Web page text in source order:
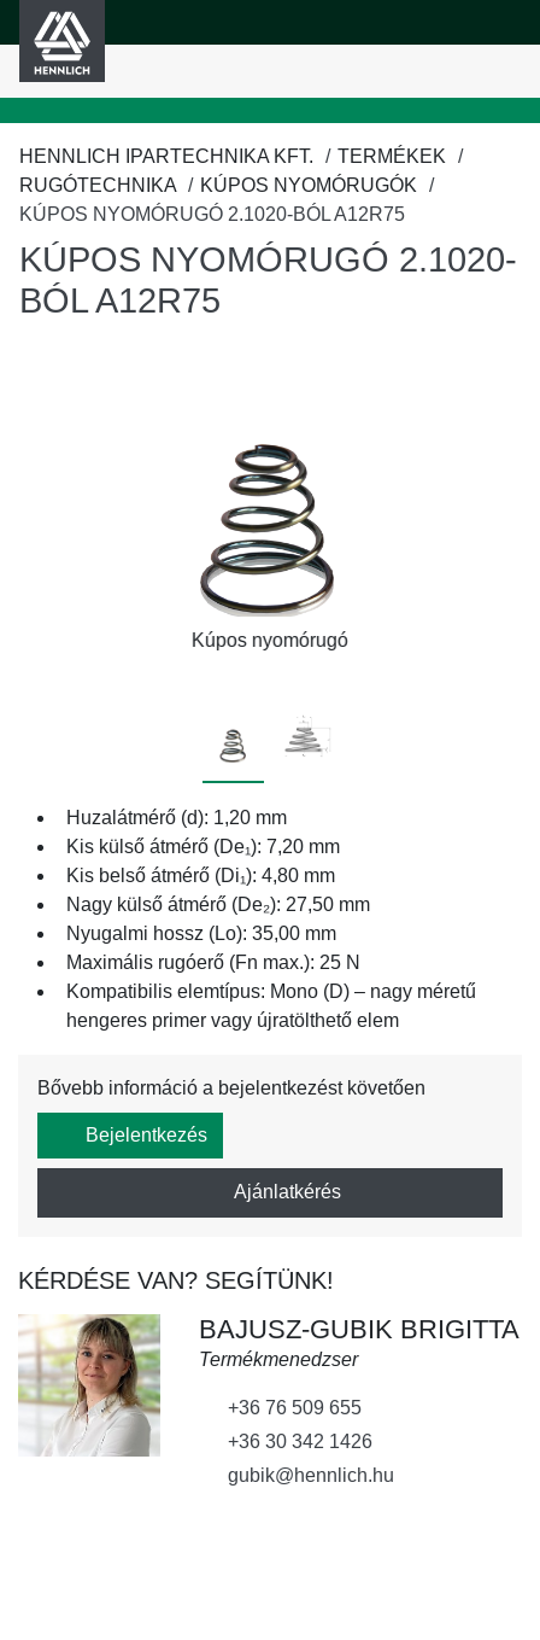
tartalomra
HENNLICH IPARTECHNIKA KFT.
TERMÉKEK
RUGÓTECHNIKA
KÚPOS NYOMÓRUGÓK
KÚPOS NYOMÓRUGÓ 2.1020-BÓL A12R75
KÚPOS NYOMÓRUGÓ 2.1020-
BÓL A12R75
Kúpos nyomórugó
Huzalátmérő (d): 1,20 mm
Kis külső átmérő (De₁): 7,20 mm
Kis belső átmérő (Di₁): 4,80 mm
Nagy külső átmérő (De₂): 27,50 mm
Nyugalmi hossz (Lo): 35,00 mm
Maximális rugóerő (Fn max.): 25 N
Kompatibilis elemtípus: Mono (D) – nagy méretű
hengeres primer vagy újratölthető elem
Bővebb információ a bejelentkezést követően
Bejelentkezés
Ajánlatkérés
KÉRDÉSE VAN? SEGÍTÜNK!
BAJUSZ-GUBIK BRIGITTA
Termékmenedzser
+36 76 509 655
+36 30 342 1426
gubik@hennlich.hu